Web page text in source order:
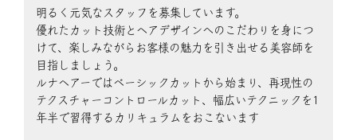
明るく元気なスタッフを募集しています。
優れたカット技術とヘアデザインへのこだわりを身につ
けて、楽しみながらお客様の魅力を引き出せる美容師を
目指しましょう。
ルナヘアーではベーシックカットから始まり、再現性の
テクスチャーコントロールカット、幅広いテクニックを1
年半で習得するカリキュラムをおこないます